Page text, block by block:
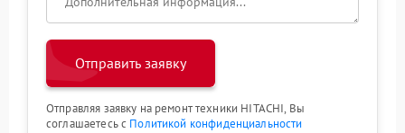
Отправить заявку
Отправляя заявку на ремонт техники HITACHI, Вы
соглашаетесь с Политикой конфиденциальности